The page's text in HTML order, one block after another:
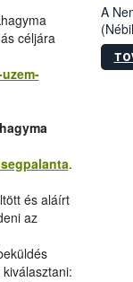
céljára
.
és aláírt
az
A